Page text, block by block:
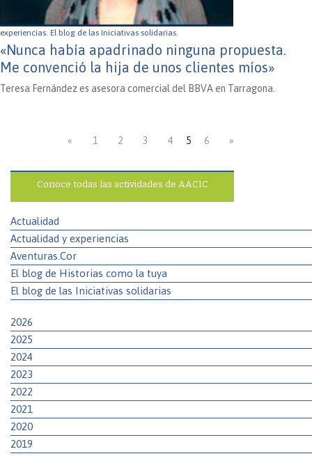
experiencias. El blog de las Iniciativas solidarias.
«Nunca había apadrinado ninguna propuesta.
Me convenció la hija de unos clientes míos»
Teresa Fernández es asesora comercial del BBVA en Tarragona.
« 1 2 3 4 5 6 »
Conoce todas las actividades de AACIC
Actualidad
Actualidad y experiencias
Aventuras.Cor
El blog de Historias como la tuya
El blog de las Iniciativas solidarias
2026
2025
2024
2023
2022
2021
2020
2019